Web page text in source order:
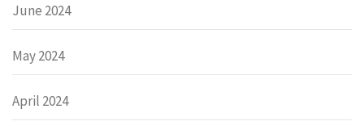
June 2024
May 2024
April 2024